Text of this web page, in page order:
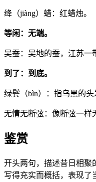
绛（jiàng）蜡：红蜡烛。
等闲：无端。
吴蚕：吴地的蚕，江苏一
到了：到底。
绿鬓（bìn）：指乌黑的头
无情无断弦：像断弦一样
鉴赏
开头两句，描述昔日相聚
写得充实而概括，表现了